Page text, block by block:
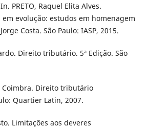
PRETO, Raquel Elita Alves.
evolução: estudos em homenagem
Costa. São Paulo: IASP, 2015.
Direito tributário. 5ª Edição. São
Coimbra. Direito tributário
Quartier Latin, 2007.
Limitações aos deveres